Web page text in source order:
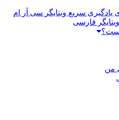
یادگیری سریع ویتایگر سی آر ام
فارسی
من